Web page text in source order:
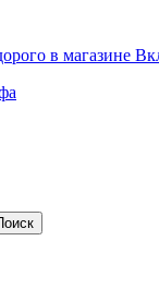
в магазине